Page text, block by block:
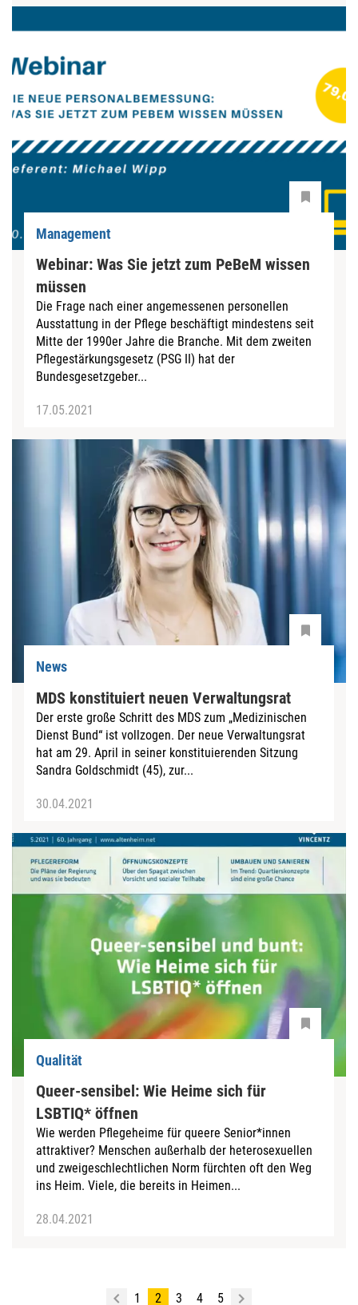
Management
Webinar: Was Sie jetzt zum PeBeM wissen
müssen
Die Frage nach einer angemessenen personellen
Ausstattung in der Pflege beschäftigt mindestens seit
Mitte der 1990er Jahre die Branche. Mit dem zweiten
Pflegestärkungsgesetz (PSG II) hat der
Bundesgesetzgeber...
17.05.2021
News
MDS konstituiert neuen Verwaltungsrat
Der erste große Schritt des MDS zum „Medizinischen
Dienst Bund“ ist vollzogen. Der neue Verwaltungsrat
hat am 29. April in seiner konstituierenden Sitzung
Sandra Goldschmidt (45), zur...
30.04.2021
Qualität
Queer-sensibel: Wie Heime sich für
LSBTIQ* öffnen
Wie werden Pflegeheime für queere Senior*innen
attraktiver? Menschen außerhalb der heterosexuellen
und zweigeschlechtlichen Norm fürchten oft den Weg
ins Heim. Viele, die bereits in Heimen...
28.04.2021
1 2 3 4 5